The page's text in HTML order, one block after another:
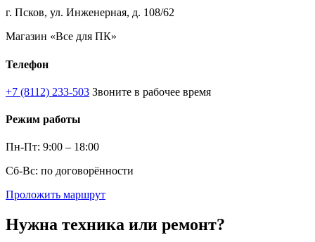
г. Псков, ул. Инженерная, д. 108/62
Магазин «Все для ПК»
Телефон
+7 (8112) 233-503 Звоните в рабочее время
Режим работы
Пн-Пт: 9:00 – 18:00
Сб-Вс: по договорённости
Проложить маршрут
Нужна техника или ремонт?